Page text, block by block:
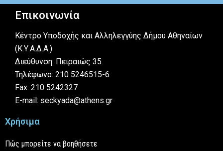
Επικοινωνία
Κέντρο Υποδοχής και Αλληλεγγύης Δήμου Αθηναίων
(Κ.Υ.Α.Δ.Α.)
Διεύθυνση: Πειραιώς 35
Τηλέφωνο: 210 5246515-6
Fax: 210 5242327
E-mail: seckyada@athens.gr
Χρήσιμα
Πώς μπορείτε να βοηθήσετε